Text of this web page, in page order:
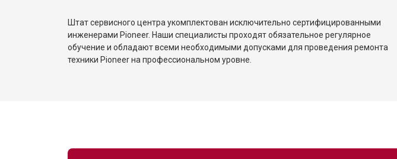
Штат сервисного центра укомплектован исключительно сертифицированными
инженерами Pioneer. Наши специалисты проходят обязательное регулярное
обучение и обладают всеми необходимыми допусками для проведения ремонта
техники Pioneer на профессиональном уровне.